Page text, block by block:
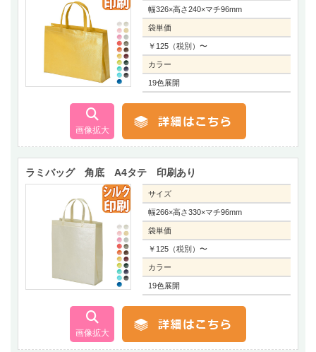
幅326×高さ240×マチ96mm
袋単価
￥125（税別）〜
カラー
19色展開
ラミバッグ 角底 A4タテ 印刷あり
サイズ
幅266×高さ330×マチ96mm
袋単価
￥125（税別）〜
カラー
19色展開